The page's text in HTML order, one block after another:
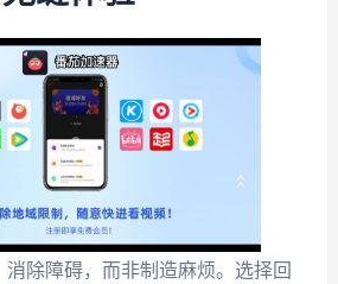
除障碍，而非制造麻烦。选择回